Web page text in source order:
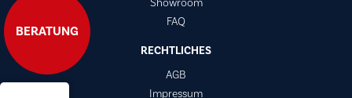
BERATUNG
FAQ
RECHTLICHES
AGB
Impressum